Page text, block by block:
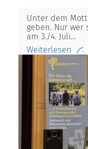
Unter dem
geben. Nur wer
am 3./4. Juli…
Weiterlesen